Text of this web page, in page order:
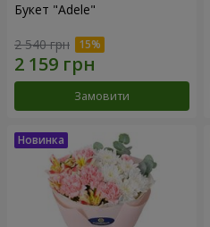
Букет "Adele"
2 540 грн
Замовити